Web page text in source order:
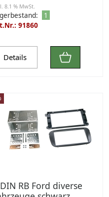
8.1 % MwSt.
1
91860
Details
RB Ford diverse